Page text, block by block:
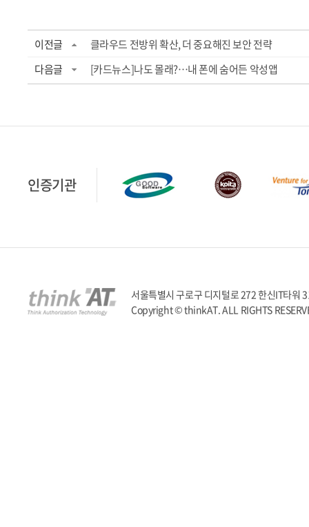
이전글
클라우드 전방위 확산, 더 중요해진 보안 전략
다음글
[카드뉴스]나도 몰래?…내 폰에 숨어든 악성앱
인증기관
서울특별시 구로구 디지털로 272 한신IT타
Copyright © thinkAT. ALL RIGHTS